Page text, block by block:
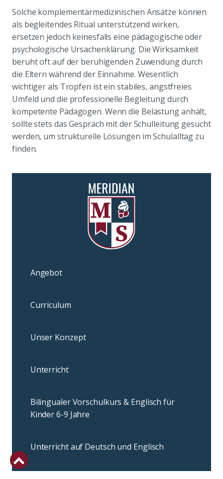
Solche komplementärmedizinischen Ansätze können
als begleitendes Ritual unterstützend wirken,
ersetzen jedoch keinesfalls eine pädagogische oder
psychologische Ursachenklärung. Die Wirksamkeit
beruht oft auf der beruhigenden Zuwendung durch
die Eltern während der Einnahme. Wesentlich
wichtiger als Tropfen ist ein stabiles, angstfreies
Umfeld und die professionelle Begleitung durch
kompetente Pädagogen. Wenn die Belastung anhält,
sollte stets das Gespräch mit der Schulleitung gesucht
werden, um strukturelle Lösungen im Schulalltag zu
finden.
Angebot
Curriculum
Unser Konzept
Unterricht
Bilingualer Vorschulkurs & Englisch für
Kinder 6-9 Jahre
Unterricht auf Deutsch und Englisch